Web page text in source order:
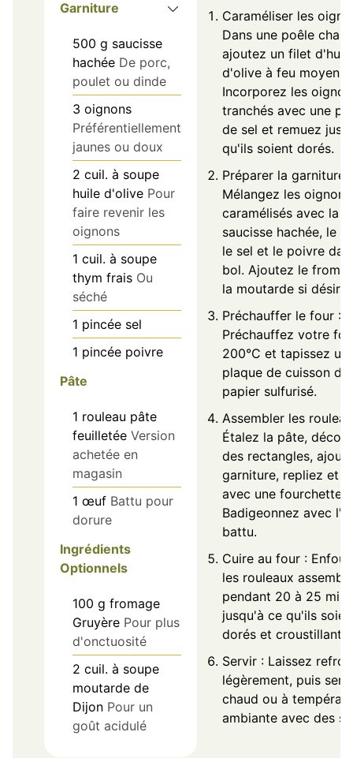
Garniture
500 g saucisse
hachée De porc,
poulet ou dinde
3 oignons
Préférentiellement
jaunes ou doux
2 cuil. à soupe
huile d'olive Pour
faire revenir les
oignons
1 cuil. à soupe
thym frais Ou
séché
1 pincée sel
1 pincée poivre
Pâte
1 rouleau pâte
feuilletée Version
achetée en
magasin
1 œuf Battu pour
dorure
Ingrédients
Optionnels
100 g fromage
Gruyère Pour plus
d'onctuosité
2 cuil. à soupe
moutarde de
Dijon Pour un
goût acidulé
Caraméliser les
Dans une poêle
ajoutez un filet d'huile
d'olive à feu moyen.
Incorporez les
tranchés avec une
de sel et remuez
qu'ils soient dorés.
Préparer la garniture :
Mélangez les oignons
caramélisés avec la
saucisse hachée, le
le sel et le poivre
bol. Ajoutez le
la moutarde si désiré.
Préchauffer le four :
Préchauffez votre
200°C et tapissez
plaque de cuisson de
papier sulfurisé.
Assembler les
Étalez la pâte,
des rectangles,
garniture, repliez et
avec une fourchette.
Badigeonnez avec
battu.
Cuire au four :
les rouleaux
pendant 20 à 25
jusqu'à ce qu'ils
dorés et croustillants.
Servir : Laissez
légèrement, puis
chaud ou à
ambiante avec des